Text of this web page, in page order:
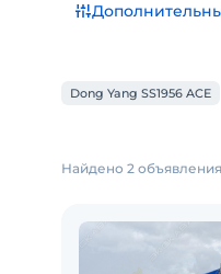
Dong Yang SS1956 ACE
Найдено 2 объявления